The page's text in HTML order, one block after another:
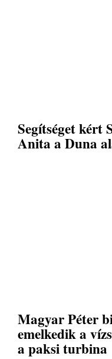
Segítséget kért
Anita a Duna
Magyar Péter
emelkedik a
a paksi turbina